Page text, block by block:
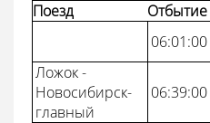
Поезд
Отбытие
06:01:00
Ложок -
Новосибирск-
главный
06:39:00